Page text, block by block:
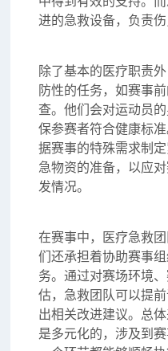
进的急救设备，负责
除了基本的医疗职责
防性的任务，如赛事
查。他们会对运动员
保参赛者符合健康标
据赛事的特殊需求制
急物资的准备，以应
发情况。
在赛事中，医疗急救
们还承担着协助赛事
务。通过对赛场环境
估，急救团队可以提
出相关改进建议。总
是多元化的，涉及到